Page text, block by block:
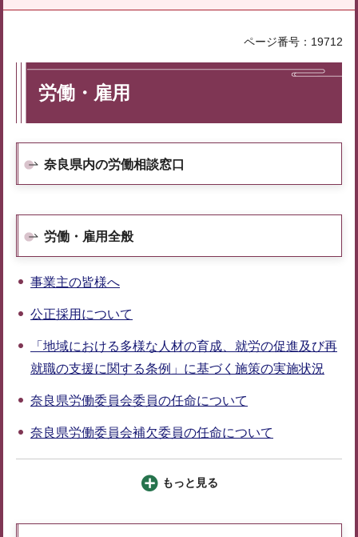
ページ番号：19712
労働・雇用
奈良県内の労働相談窓口
労働・雇用全般
事業主の皆様へ
公正採用について
「地域における多様な人材の育成、就労の促進及び再
就職の支援に関する条例」に基づく施策の実施状況
奈良県労働委員会委員の任命について
奈良県労働委員会補欠委員の任命について
もっと見る